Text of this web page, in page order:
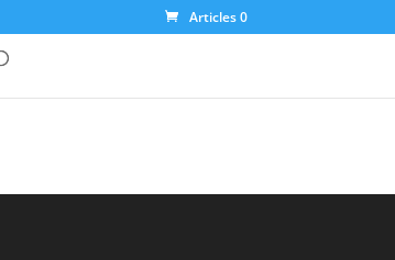
Articles 0